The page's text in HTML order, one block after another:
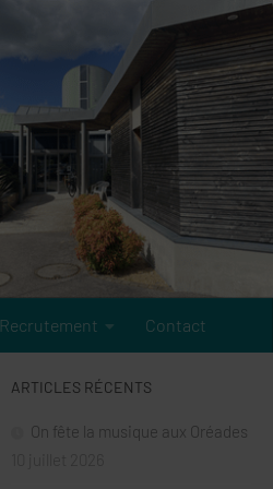
Recrutement Contact
ARTICLES RÉCENTS
On fête la musique aux Oréades